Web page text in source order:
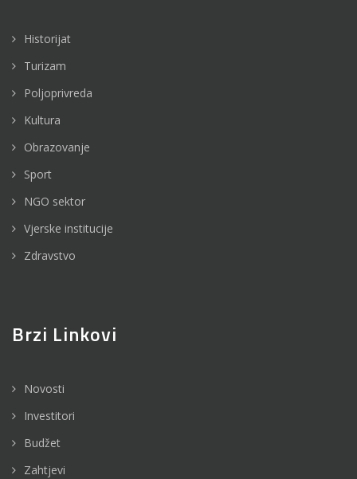
Historijat
Turizam
Poljoprivreda
Kultura
Obrazovanje
Sport
NGO sektor
Vjerske institucije
Zdravstvo
Brzi Linkovi
Novosti
Investitori
Budžet
Zahtjevi